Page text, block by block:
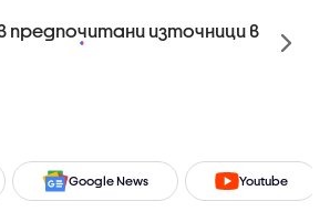
предпочитани източници в
Google News Youtube